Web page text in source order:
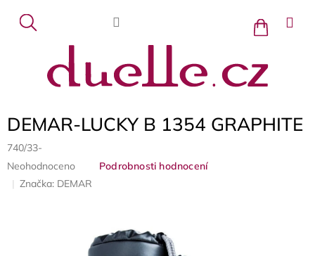
obsah
Nákupní
košík
DEMAR-LUCKY B 1354 GRAPHITE
740/33-
Průměrné
produktu
Neohodnoceno
Podrobnosti hodnocení
Značka: DEMAR